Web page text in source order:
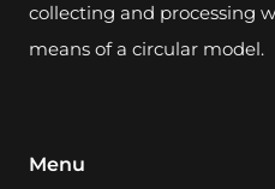
collecting and processing
means of a circular model.
Menu